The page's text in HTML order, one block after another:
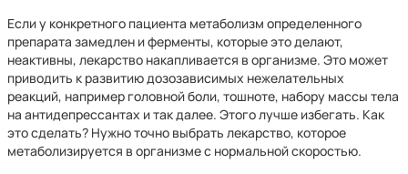
Если у конкретного пациента метаболизм определенного
препарата замедлен и ферменты, которые это делают,
неактивны, лекарство накапливается в организме. Это может
приводить к развитию дозозависимых нежелательных
реакций, например головной боли, тошноте, набору массы тела
на антидепрессантах и так далее. Этого лучше избегать. Как
это сделать? Нужно точно выбрать лекарство, которое
метаболизируется в организме с нормальной скоростью.